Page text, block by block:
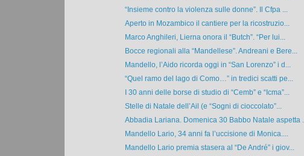
“Insieme contro la violenza sulle donne”. Il Cfpa ...
Aperto in Mozambico il cantiere per la ricostruzio...
Marco Anghileri, Lierna onora il “Butch”. “Per lui...
Bocce regionali alla “Mandellese”. Andreani e Bere...
Mandello, l’Aido ricorda oggi in “San Lorenzo” i d...
“Quel ramo del lago di Como…” in tredici scatti pe...
I 30 anni delle borse di studio di “Cemb” e “Icma”...
Stelle di Natale dell’Ail (e “Sogni di cioccolato”...
Abbadia Lariana. Domenica 30 Babbo Natale aspetta ...
Mandello Lario, 34 anni fa l’uccisione di Monica....
Mandello Lario premia stasera al “De André” i giov...